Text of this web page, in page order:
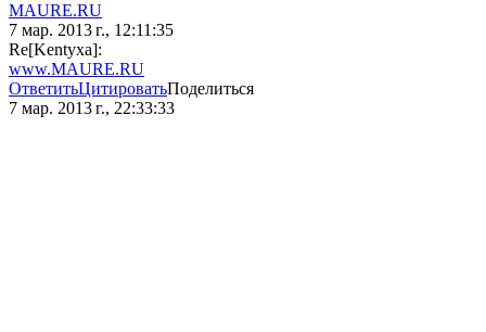
MAURE.RU
7 мар. 2013 г., 12:11:35
Re[Kentyxa]:
www.MAURE.RU
ОтветитьЦитироватьПоделиться
7 мар. 2013 г., 22:33:33